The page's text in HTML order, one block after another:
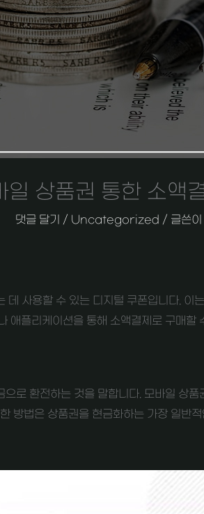
일 상품권 통한 소액
댓글 달기 / Uncategorized / 글쓴이
사용할 수 있는 디지털 쿠폰입니다. 이
애플리케이션을 통해 소액결제로 구매할
로 환전하는 것을 말합니다. 모바일 상
방법은 상품권을 현금화하는 가장 일반